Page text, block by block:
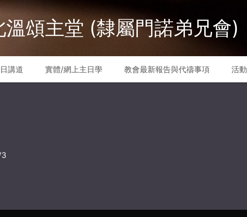
頌主堂 (隸屬門諾弟兄會)
講道 實體/網上主日學 教會最新報告與代禱事項 活動